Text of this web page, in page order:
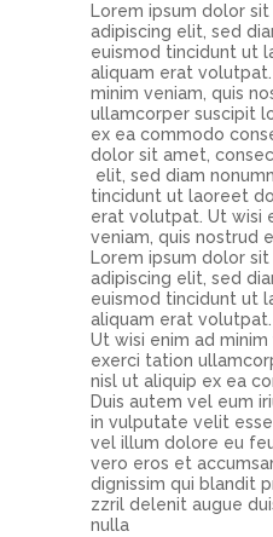
Lorem ipsum dolor
adipiscing elit, sed
euismod tincidunt ut
aliquam erat
minim veniam, quis
ullamcorper suscipit
ex ea commodo
dolor sit amet,
elit, sed diam
tincidunt ut laoreet
erat volutpat. Ut wisi
veniam, quis nostrud
Lorem ipsum dolor
adipiscing elit, sed
euismod tincidunt ut
aliquam erat volutpat.
Ut wisi enim ad
exerci tation
nisl ut aliquip ex ea
Duis autem vel eum
in vulputate velit
vel illum dolore eu
vero eros et
dignissim qui blandit
zzril delenit augue
nulla